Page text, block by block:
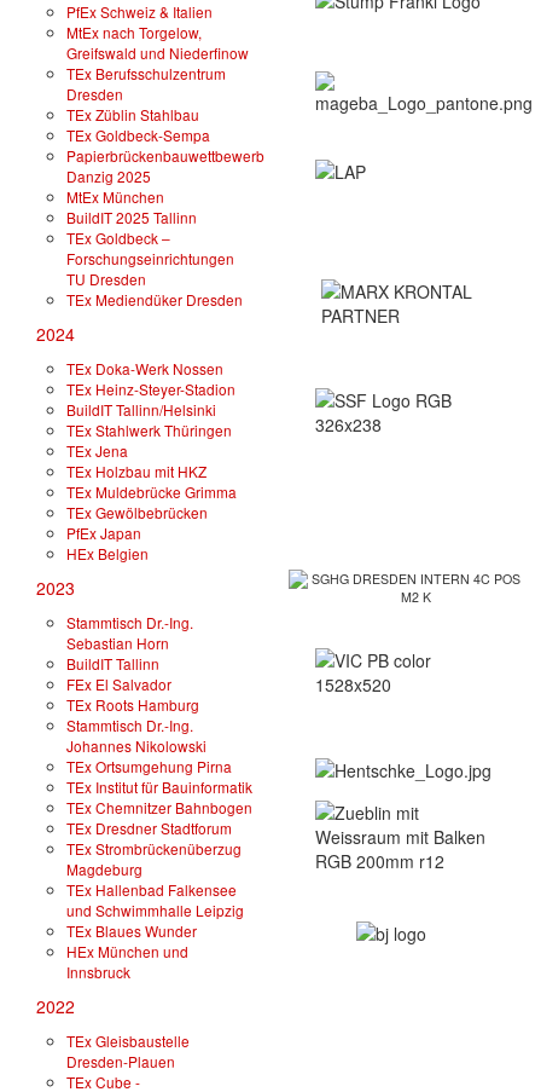
PfEx Schweiz & Italien
MtEx nach Torgelow,
Greifswald und Niederfinow
TEx Berufsschulzentrum
Dresden
TEx Züblin Stahlbau
TEx Goldbeck-Sempa
Papierbrückenbauwettbewerb
Danzig 2025
MtEx München
BuildIT 2025 Tallinn
TEx Goldbeck –
Forschungseinrichtungen
TU Dresden
TEx Mediendüker Dresden
2024
TEx Doka-Werk Nossen
TEx Heinz-Steyer-Stadion
BuildIT Tallinn/Helsinki
TEx Stahlwerk Thüringen
TEx Jena
TEx Holzbau mit HKZ
TEx Muldebrücke Grimma
TEx Gewölbebrücken
PfEx Japan
HEx Belgien
2023
Stammtisch Dr.-Ing.
Sebastian Horn
BuildIT Tallinn
FEx El Salvador
TEx Roots Hamburg
Stammtisch Dr.-Ing.
Johannes Nikolowski
TEx Ortsumgehung Pirna
TEx Institut für Bauinformatik
TEx Chemnitzer Bahnbogen
TEx Dresdner Stadtforum
TEx Strombrückenüberzug
Magdeburg
TEx Hallenbad Falkensee
und Schwimmhalle Leipzig
TEx Blaues Wunder
HEx München und
Innsbruck
2022
TEx Gleisbaustelle
Dresden-Plauen
TEx Cube -